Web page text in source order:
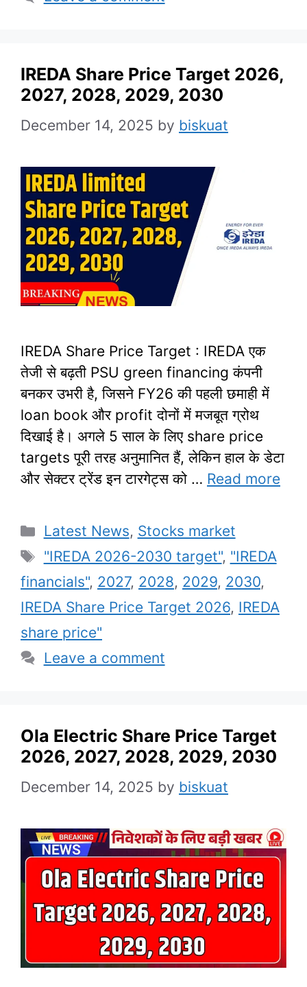
IREDA Share Price Target 2026,
2027, 2028, 2029, 2030
December 14, 2025 by biskuat
IREDA Share Price Target : IREDA एक
तेजी से बढ़ती PSU green financing कंपनी
बनकर उभरी है, जिसने FY26 की पहली छमाही में
loan book और profit दोनों में मजबूत ग्रोथ
दिखाई है। अगले 5 साल के लिए share price
targets पूरी तरह अनुमानित हैं, लेकिन हाल के डेटा
और सेक्टर ट्रेंड इन टारगेट्स को … Read more
Categories
Latest News, Stocks market
Tags
"IREDA 2026-2030 target", "IREDA
financials", 2027, 2028, 2029, 2030,
IREDA Share Price Target 2026, IREDA
share price"
Leave a comment
Ola Electric Share Price Target
2026, 2027, 2028, 2029, 2030
December 14, 2025 by biskuat